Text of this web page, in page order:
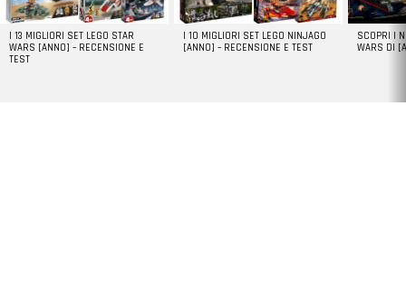
I 13 MIGLIORI SET LEGO STAR
WARS [ANNO] – RECENSIONE E
TEST
I 10 MIGLIORI SET LEGO NINJAGO
[ANNO] – RECENSIONE E TEST
SCOPRI I
WARS DI